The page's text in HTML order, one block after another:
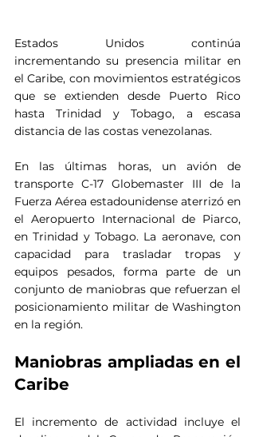
Estados Unidos continúa
incrementando su presencia militar en
el Caribe, con movimientos estratégicos
que se extienden desde Puerto Rico
hasta Trinidad y Tobago, a escasa
distancia de las costas venezolanas.
En las últimas horas, un avión de
transporte C-17 Globemaster III de la
Fuerza Aérea estadounidense aterrizó en
el Aeropuerto Internacional de Piarco,
en Trinidad y Tobago. La aeronave, con
capacidad para trasladar tropas y
equipos pesados, forma parte de un
conjunto de maniobras que refuerzan el
posicionamiento militar de Washington
en la región.
Maniobras ampliadas en el
Caribe
El incremento de actividad incluye el